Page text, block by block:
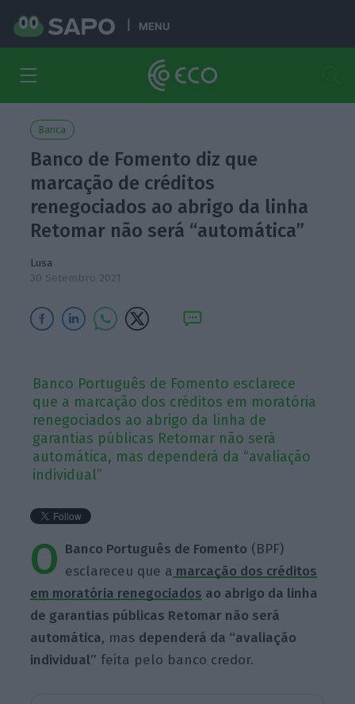
MENU
Banca
Banco de Fomento diz que
marcação de créditos
renegociados ao abrigo da linha
Retomar não será “automática”
Lusa
30 Setembro 2021
Banco Português de Fomento esclarece
que a marcação dos créditos em moratória
renegociados ao abrigo da linha de
garantias públicas Retomar não será
automática, mas dependerá da “avaliação
individual”
O Banco Português de Fomento (BPF)
esclareceu que a marcação dos créditos
em moratória renegociados ao abrigo da linha
de garantias públicas Retomar não será
automática, mas dependerá da “avaliação
individual” feita pelo banco credor.